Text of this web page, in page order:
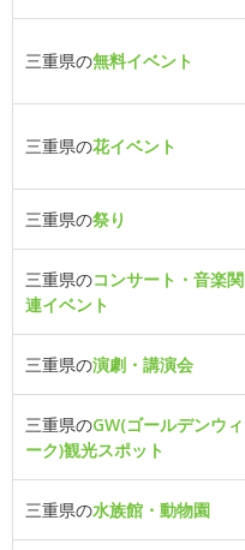
三重県の無料イベント
三重県の花イベント
三重県の祭り
三重県のコンサート・音楽関
連イベント
三重県の演劇・講演会
三重県のGW(ゴールデンウィ
ーク)観光スポット
三重県の水族館・動物園